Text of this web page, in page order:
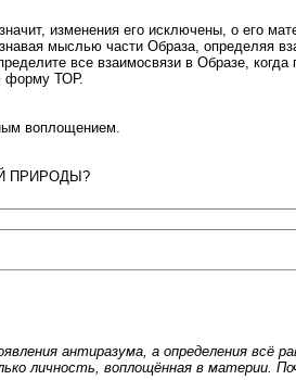
изменения его исключены, о его
мыслью части Образа, определяя
все взаимосвязи в Образе,
форму ТОР.
воплощением.
ПРИРОДЫ?
антиразума, а определения всё
личность, воплощённая в материи.